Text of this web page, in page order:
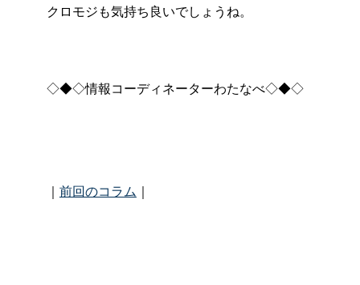
クロモジも気持ち良いでしょうね。
◇◆◇情報コーディネーターわたなべ◇◆◇
｜ 前回のコラム ｜